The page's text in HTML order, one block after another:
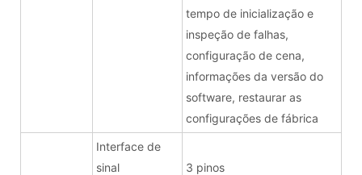
tempo de inicialização e
inspeção de falhas,
configuração de cena,
informações da versão do
software, restaurar as
configurações de fábrica
Interface de
sinal
3 pinos